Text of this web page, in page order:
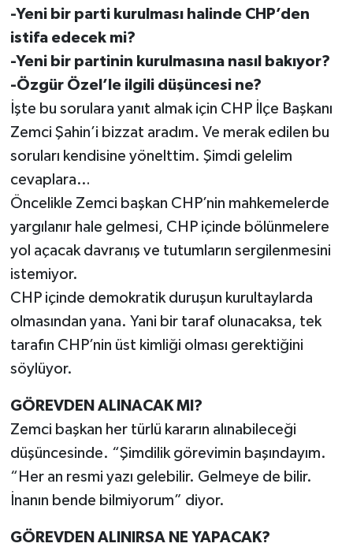
-Yeni bir parti kurulması halinde CHP’den
istifa edecek mi?
-Yeni bir partinin kurulmasına nasıl bakıyor?
-Özgür Özel’le ilgili düşüncesi ne?
İşte bu sorulara yanıt almak için CHP İlçe Başkanı
Zemci Şahin’i bizzat aradım. Ve merak edilen bu
soruları kendisine yönelttim. Şimdi gelelim
cevaplara…
Öncelikle Zemci başkan CHP’nin mahkemelerde
yargılanır hale gelmesi, CHP içinde bölünmelere
yol açacak davranış ve tutumların sergilenmesini
istemiyor.
CHP içinde demokratik duruşun kurultaylarda
olmasından yana. Yani bir taraf olunacaksa, tek
tarafın CHP’nin üst kimliği olması gerektiğini
söylüyor.
GÖREVDEN ALINACAK MI?
Zemci başkan her türlü kararın alınabileceği
düşüncesinde. “Şimdilik görevimin başındayım.
“Her an resmi yazı gelebilir. Gelmeye de bilir.
İnanın bende bilmiyorum” diyor.
GÖREVDEN ALINIRSA NE YAPACAK?